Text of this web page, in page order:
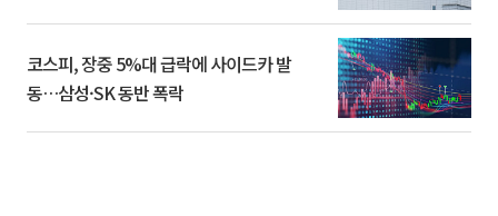
코스피, 장중 5%대 급락에 사이드카 발
동…삼성·SK 동반 폭락